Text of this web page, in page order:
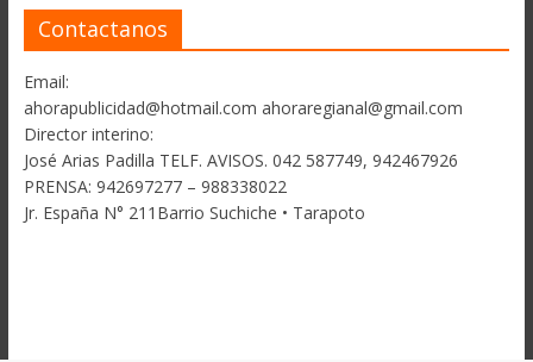
Contactanos
Email:
ahorapublicidad@hotmail.com ahoraregianal@gmail.com
Director interino:
José Arias Padilla TELF. AVISOS. 042 587749, 942467926
PRENSA: 942697277 – 988338022
Jr. España N° 211Barrio Suchiche • Tarapoto